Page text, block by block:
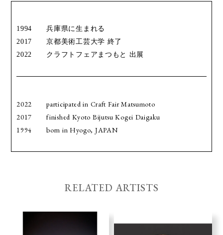
1994
兵庫県に生まれる
2017
京都美術工芸大学 終了
2022
クラフトフェアまつもと 出展
2022
participated in Craft Fair Matsumoto
2017
finished Kyoto Bijutsu Kogei Daigaku
1994
born in Hyogo, JAPAN
RELATED ARTISTS